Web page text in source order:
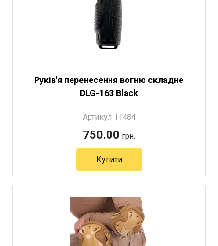
Руків'я перенесення вогню складне
DLG-163 Black
Артикул 11484
750.00 грн.
Купити